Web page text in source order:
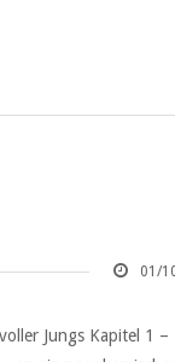
01/
Jungs Kapitel